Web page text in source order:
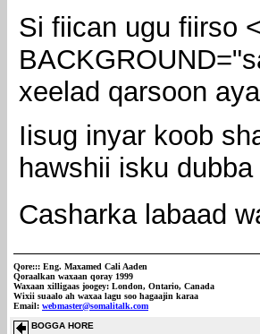
Si fiican ugu fiirso
xeelad qarsoon
Iisug inyar koob
hawshii isku
Casharka labaad
Qore::: Eng. Maxamed Cali Aaden
Qoraalkan waxaan qoray 1999
Waxaan xilligaas joogey: London, Ontario, Canada
Wixii suaalo ah waxaa lagu soo hagaajin karaa
Email: webmaster@somalitalk.com
BOGGA HORE